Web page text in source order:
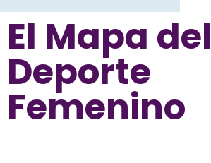
El Mapa del
Deporte
Femenino